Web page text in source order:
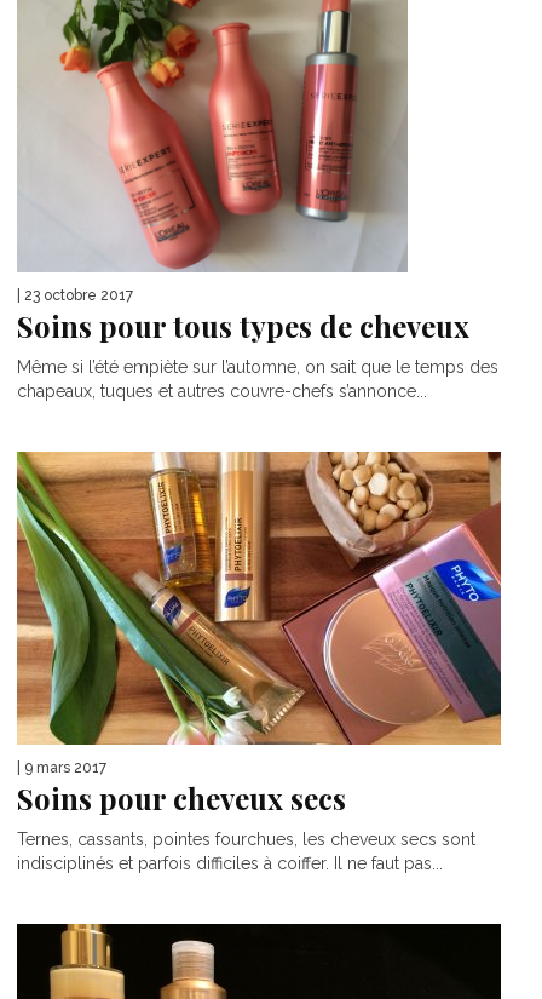
| 23 octobre 2017
Soins pour tous types de cheveux
Même si l’été empiète sur l’automne, on sait que le temps des
chapeaux, tuques et autres couvre-chefs s’annonce...
| 9 mars 2017
Soins pour cheveux secs
Ternes, cassants, pointes fourchues, les cheveux secs sont
indisciplinés et parfois difficiles à coiffer. Il ne faut pas...